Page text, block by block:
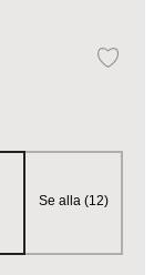
Se alla (12)